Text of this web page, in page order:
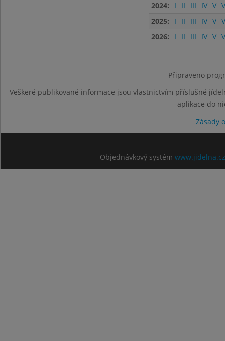
2024:
I II III IV V
2025:
I II III IV V
2026:
I II III IV V
Připraveno
Veškeré publikované informace jsou vlastnictvím příslušné
aplikace do
Zásady
Objednávkový systém www.jidelna.cz